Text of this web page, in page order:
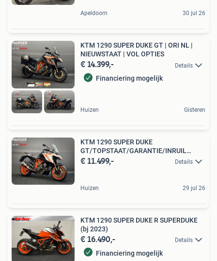
Apeldoorn 30 jul 26
KTM 1290 SUPER DUKE GT | ORI NL |
NIEUWSTAAT | VOL OPTIES
€ 14.399,- Details
Financiering mogelijk
Huizen Gisteren
KTM 1290 SUPER DUKE
GT/TOPSTAAT/GARANTIE/INRUIL
MOGELIJK!
€ 11.499,- Details
Huizen 29 jul 26
️KTM 1290 SUPER DUKE R SUPERDUKE
(bj 2023)️
€ 16.490,- Details
Financiering mogelijk